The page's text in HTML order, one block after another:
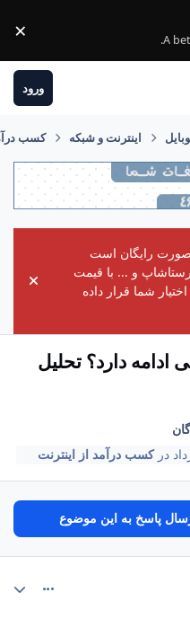
A
.
×
ورود
اینترنت و شبکه کسب
رایگان است
و ... با قیمت
شما قرار داده
دارد؟ تحلیل
درکسب درآمد از اینترنت
پاسخ به این موضوع